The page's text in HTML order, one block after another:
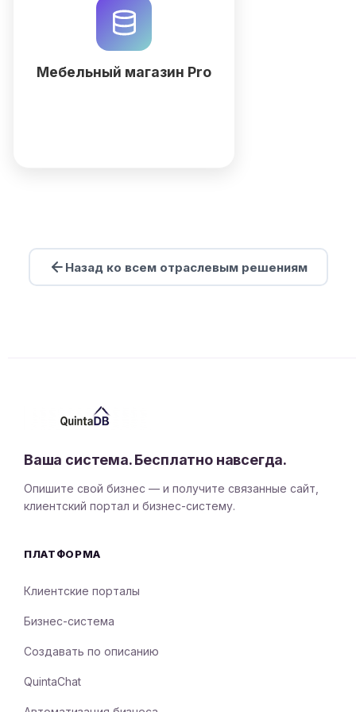
Мебельный магазин Pro
данных, клиентских порталов,
форм заказов и аналитики
продаж без программирования
на QuintaDB.
Назад ко всем отраслевым решениям
Ваша система. Бесплатно навсегда.
Опишите свой бизнес — и получите связанные сайт,
клиентский портал и бизнес-систему.
ПЛАТФОРМА
Клиентские порталы
Бизнес-система
Создавать по описанию
QuintaChat